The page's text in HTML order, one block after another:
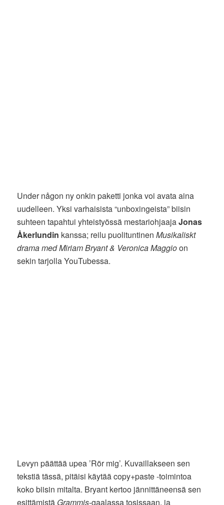
Under någon ny onkin paketti jonka voi avata aina
uudelleen. Yksi varhaisista “unboxingeista” biisin
suhteen tapahtui yhteistyössä mestariohjaajaJonas
Åkerlundin kanssa; reilu puolituntinenMusikaliskt
drama med Miriam Bryant & Veronica Maggioon
sekin tarjolla YouTubessa.
Levyn päättää upea ’Rör mig’. Kuvaillakseen sen
tekstiä tässä, pitäisi käytää copy+paste -toimintoa
koko biisin mitalta. Bryant kertoo jännittäneensä sen
esittämistä Grammis-gaalassa tosissaan, ja